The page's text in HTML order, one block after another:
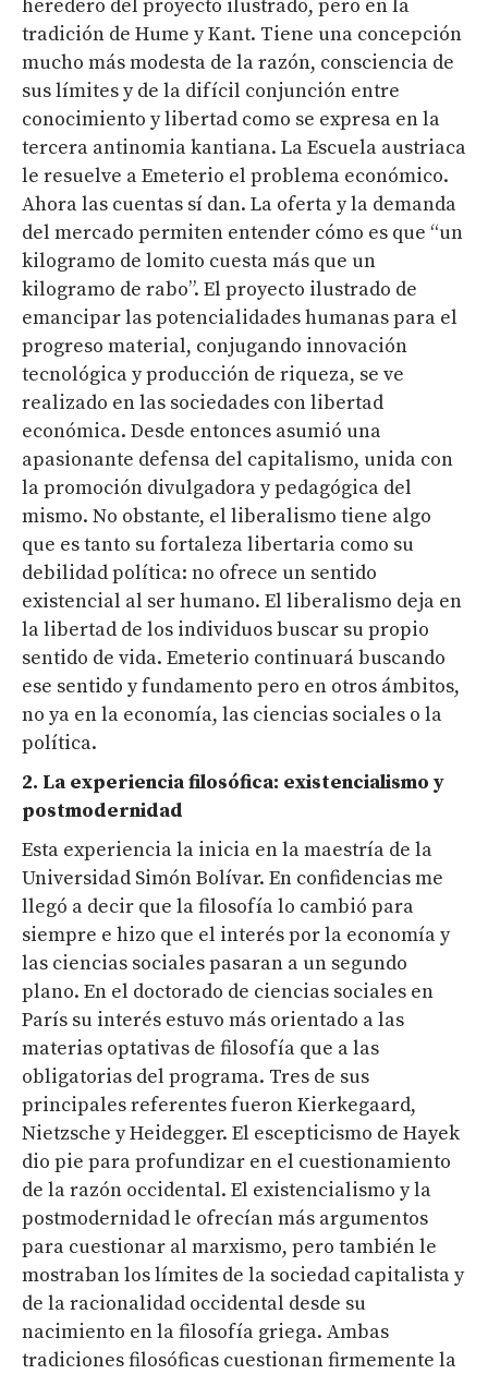
heredero del proyecto ilustrado, pero en la
tradición de Hume y Kant. Tiene una concepción
mucho más modesta de la razón, consciencia de
sus límites y de la difícil conjunción entre
conocimiento y libertad como se expresa en la
tercera antinomia kantiana. La Escuela austriaca
le resuelve a Emeterio el problema económico.
Ahora las cuentas sí dan. La oferta y la demanda
del mercado permiten entender cómo es que “un
kilogramo de lomito cuesta más que un
kilogramo de rabo”. El proyecto ilustrado de
emancipar las potencialidades humanas para el
progreso material, conjugando innovación
tecnológica y producción de riqueza, se ve
realizado en las sociedades con libertad
económica. Desde entonces asumió una
apasionante defensa del capitalismo, unida con
la promoción divulgadora y pedagógica del
mismo. No obstante, el liberalismo tiene algo
que es tanto su fortaleza libertaria como su
debilidad política: no ofrece un sentido
existencial al ser humano. El liberalismo deja en
la libertad de los individuos buscar su propio
sentido de vida. Emeterio continuará buscando
ese sentido y fundamento pero en otros ámbitos,
no ya en la economía, las ciencias sociales o la
política.
2. La experiencia filosófica: existencialismo y
postmodernidad
Esta experiencia la inicia en la maestría de la
Universidad Simón Bolívar. En confidencias me
llegó a decir que la filosofía lo cambió para
siempre e hizo que el interés por la economía y
las ciencias sociales pasaran a un segundo
plano. En el doctorado de ciencias sociales en
París su interés estuvo más orientado a las
materias optativas de filosofía que a las
obligatorias del programa. Tres de sus
principales referentes fueron Kierkegaard,
Nietzsche y Heidegger. El escepticismo de Hayek
dio pie para profundizar en el cuestionamiento
de la razón occidental. El existencialismo y la
postmodernidad le ofrecían más argumentos
para cuestionar al marxismo, pero también le
mostraban los límites de la sociedad capitalista y
de la racionalidad occidental desde su
nacimiento en la filosofía griega. Ambas
tradiciones filosóficas cuestionan firmemente la